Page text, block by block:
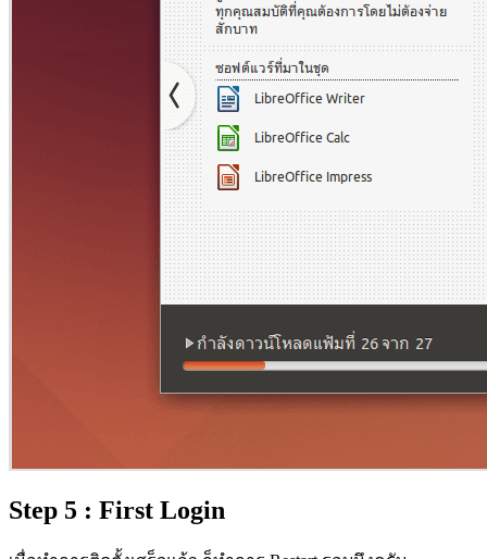
Step 5 : First Login